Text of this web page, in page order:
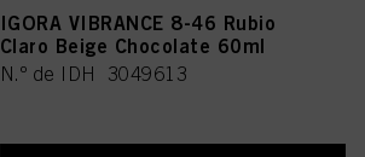
IGORA VIBRANCE 8-46 Rubio
Claro Beige Chocolate 60ml
N.º de IDH 3049613